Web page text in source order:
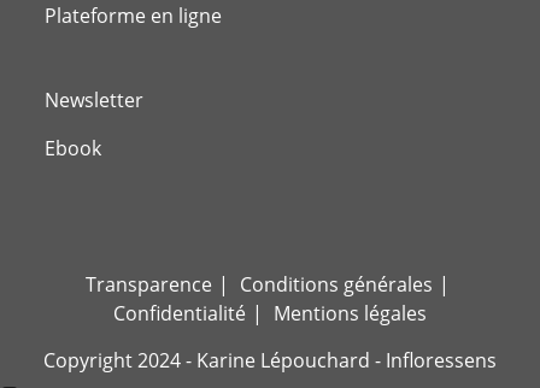
Plateforme en ligne
Newsletter
Ebook
Transparence
Conditions générales
Confidentialité
Mentions légales
Copyright 2024 - Karine Lépouchard - Infloressens